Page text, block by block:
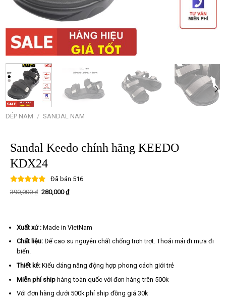
DÉP NAM / SANDAL NAM
Sandal Keedo chính hãng KEEDO
KDX24
Đã bán 516
390,000₫ Giá
280,000₫Giá
hiện
Xuất xứ :Made in VietNam
Chất liệu:Đế cao su nguyên chất chống trơn trợt. Thoải mái đi mưa đi
biển.
Thiết kê:Kiểu dáng năng động hợp phong cách giới trẻ
Miễn phí shiphàng toàn quốc với đơn hàng trên 500k
Với đơn hàng dưới 500k phí ship đồng giá 30k